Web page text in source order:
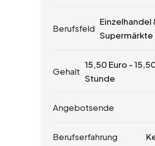
Berufsfeld
Einzelhandel
Supermärkte
Gehalt
15,50 Euro -
Stunde
Angebotsende
Berufserfahrung